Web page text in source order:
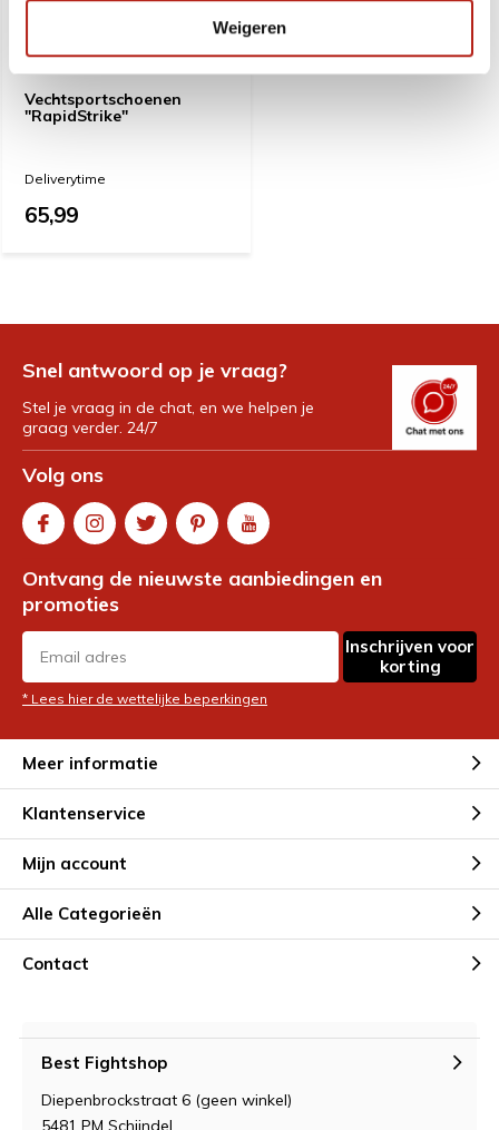
Weigeren
Vechtsportschoenen
"RapidStrike"
Deliverytime
65,99
Snel antwoord op je vraag?
Stel je vraag in de chat, en we helpen je
graag verder. 24/7
Volg ons
Ontvang de nieuwste aanbiedingen en
promoties
Inschrijven voor
korting
* Lees hier de wettelijke beperkingen
Meer informatie
Klantenservice
Mijn account
Alle Categorieën
Contact
Best Fightshop
Diepenbrockstraat 6 (geen winkel)
5481 PM Schijndel